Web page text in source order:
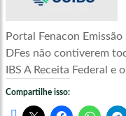
Portal Fenacon
DFes não contiverem
IBS A Receita Federal e
Compartilhe isso: